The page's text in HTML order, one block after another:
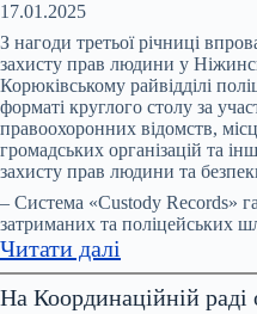
є
випадки
насильства,
має
бути
служба
підтримки
–
рішення
учасників
17.01.2025
З нагоди третьої річниці
захисту прав людини у
Корюківському райвідділі
форматі круглого столу за
правоохоронних відомств,
громадських організацій та
захисту прав людини та
– Система «Custody Records»
затриманих та поліцейських
Читати далі
Система
Custody
На Координаційній